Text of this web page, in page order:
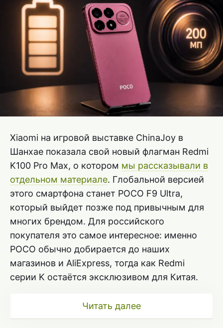
Xiaomi на игровой выставке ChinaJoy в
Шанхае показала свой новый флагман Redmi
K100 Pro Max, о котором мы рассказывали в
отдельном материале. Глобальной версией
этого смартфона станет POCO F9 Ultra,
который выйдет позже под привычным для
многих брендом. Для российского
покупателя это самое интересное: именно
POCO обычно добирается до наших
магазинов и AliExpress, тогда как Redmi
серии K остаётся эксклюзивом для Китая.
Читать далее